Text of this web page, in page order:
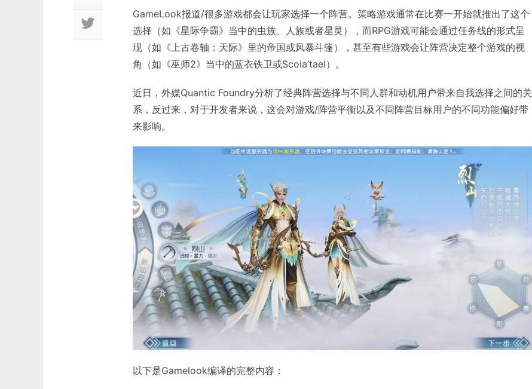
GameLook报道/很多游戏都会让玩家选择一个阵营。策略游戏通常在比赛一开始就推出了这个
选择（如《星际争霸》当中的虫族、人族或者星灵），而RPG游戏可能会通过任务线的形式呈
现（如《上古卷轴：天际》里的帝国或风暴斗篷），甚至有些游戏会让阵营决定整个游戏的视
角（如《巫师2》当中的蓝衣铁卫或Scoia’tael）。
近日，外媒Quantic Foundry分析了经典阵营选择与不同人群和动机用户带来自我选择之间的关
系，反过来，对于开发者来说，这会对游戏/阵营平衡以及不同阵营目标用户的不同功能偏好带
来影响。
以下是Gamelook编译的完整内容：